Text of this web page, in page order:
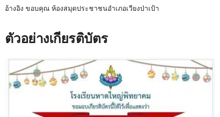
อ้างอิง ขอบคุณ ห้องสมุดประชาชนอำเภอเวียงป่าเป้า
ตัวอย่างเกียรติบัตร